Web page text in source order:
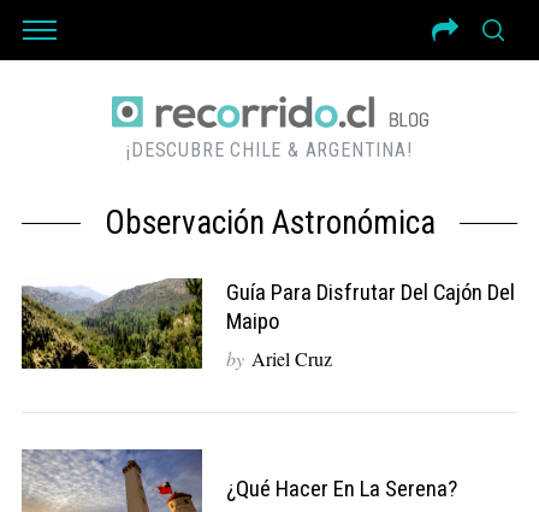
¡DESCUBRE CHILE & ARGENTINA!
Observación Astronómica
Guía Para Disfrutar Del Cajón Del
Maipo
by Ariel Cruz
¿Qué Hacer En La Serena?